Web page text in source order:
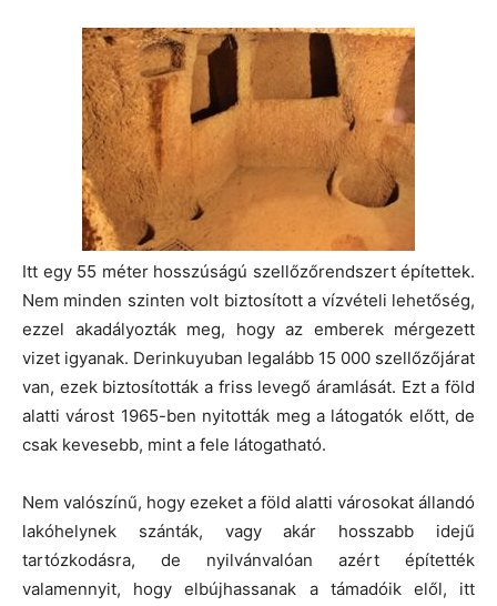
Itt egy 55 méter hosszúságú szellőzőrendszert építettek.
Nem minden szinten volt biztosított a vízvételi lehetőség,
ezzel akadályozták meg, hogy az emberek mérgezett
vizet igyanak. Derinkuyuban legalább 15 000 szellőzőjárat
van, ezek biztosították a friss levegő áramlását. Ezt a föld
alatti várost 1965-ben nyitották meg a látogatók előtt, de
csak kevesebb, mint a fele látogatható.
Nem valószínű, hogy ezeket a föld alatti városokat állandó
lakóhelynek szánták, vagy akár hosszabb idejű
tartózkodásra, de nyilvánvalóan azért építették
valamennyit, hogy elbújhassanak a támadóik elől, itt